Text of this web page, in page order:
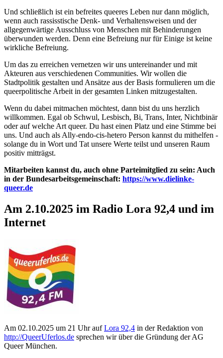
Und schließlich ist ein befreites queeres Leben nur dann möglich,
wenn auch rassisstische Denk- und Verhaltensweisen und der
allgegenwärtige Ausschluss von Menschen mit Behinderungen
überwunden werden. Denn eine Befreiung nur für Einige ist keine
wirkliche Befreiung.
Um das zu erreichen vernetzen wir uns untereinander und mit
Akteuren aus verschiedenen Communities. Wir wollen die
Stadtpolitik gestalten und Ansätze aus der Basis formulieren um die
queerpolitische Arbeit in der gesamten Linken mitzugestalten.
Wenn du dabei mitmachen möchtest, dann bist du uns herzlich
willkommen. Egal ob Schwul, Lesbisch, Bi, Trans, Inter, Nichtbinär
oder auf welche Art queer. Du hast einen Platz und eine Stimme bei
uns. Und auch als Ally-endo-cis-hetero Person kannst du mithelfen -
solange du in Wort und Tat unsere Werte teilst und unseren Raum
positiv mitträgst.
Mitarbeiten kannst du, auch ohne Parteimitglied zu sein: Auch
in der Bundesarbeitsgemeinschaft: https://www.dielinke-
queer.de
Am 2.10.2025 im Radio Lora 92,4 und im
Internet
Am 02.10.2025 um 21 Uhr aufLora 92,4 in der Redaktion von
http://QueerUferlos.de sprechen wir über die Gründung der AG
Queer München.